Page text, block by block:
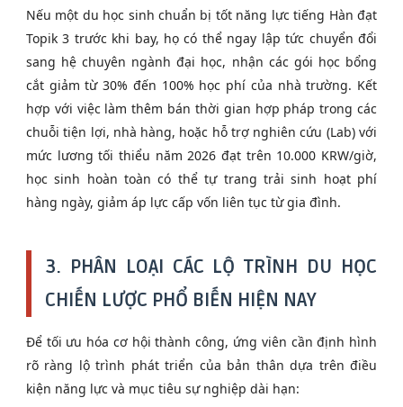
Nếu một du học sinh chuẩn bị tốt năng lực tiếng Hàn đạt
Topik 3 trước khi bay, họ có thể ngay lập tức chuyển đổi
sang hệ chuyên ngành đại học, nhận các gói học bổng
cắt giảm từ 30% đến 100% học phí của nhà trường. Kết
hợp với việc làm thêm bán thời gian hợp pháp trong các
chuỗi tiện lợi, nhà hàng, hoặc hỗ trợ nghiên cứu (Lab) với
mức lương tối thiểu năm 2026 đạt trên 10.000 KRW/giờ,
học sinh hoàn toàn có thể tự trang trải sinh hoạt phí
hàng ngày, giảm áp lực cấp vốn liên tục từ gia đình.
3. PHÂN LOẠI CÁC LỘ TRÌNH DU HỌC
CHIẾN LƯỢC PHỔ BIẾN HIỆN NAY
Để tối ưu hóa cơ hội thành công, ứng viên cần định hình
rõ ràng lộ trình phát triển của bản thân dựa trên điều
kiện năng lực và mục tiêu sự nghiệp dài hạn: